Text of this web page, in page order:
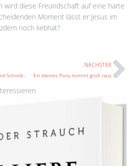
wird diese Freundschaft auf eine harte
Moment lässt er Jesus im
noch liebhat?
Neues Leben. Die Bibel mit Schreibrand
NÄCHSTER
Ein kleines Pony kommt groß raus